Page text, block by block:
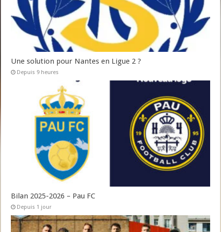
Une solution pour Nantes en Ligue 2 ?
Depuis 9 heures
Bilan 2025-2026 – Pau FC
Depuis 1 jour